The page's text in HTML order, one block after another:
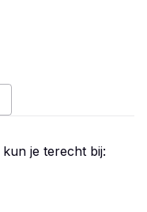
je terecht bij: